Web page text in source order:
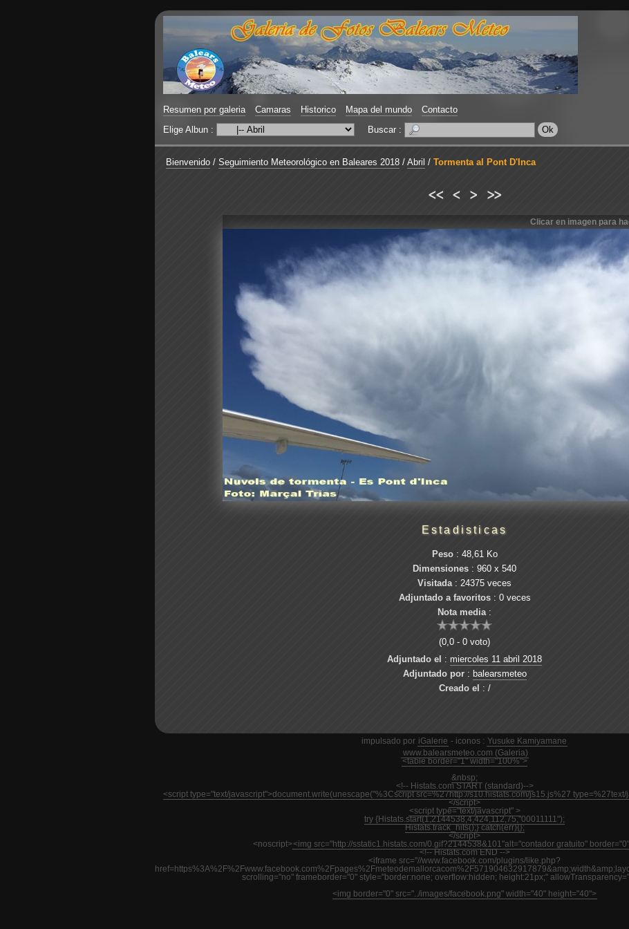
Resumen por galeria Camaras Historico Mapa del mundo
Contacto
Elige Albun :
Buscar :
Bienvenido / Seguimiento Meteorológico en Baleares 2018 / Abril / Tormenta al Pont D'Inca
<< < > >>
Clicar en imagen para
Estadisticas
Peso: 48,61 Ko
Dimensiones : 960 x 540
Visitada: 24375 veces
Adjuntado a favoritos: 0 veces
Nota media:
(0,0 - 0 voto)
Adjuntado el : miercoles 11 abril 2018
Adjuntado por: balearsmeteo
Creado el : /
impulsado por iGalerie - iconos : Yusuke Kamiyamane
www.balearsmeteo.com (Galeria)
<table border="1" width="100%">
&nbsp;
<!-- Histats.com START (standard)-->
<script type="text/javascript">document.write(unescape("%3Cscript src=%27http://s10.histats.com/js15.js%27
</script>
<script type="text/javascript" >
try {Histats.start(1,2144538,4,424,112,75,"00011111");
Histats.track_hits();} catch(err){};
</script>
<noscript><img src="http://sstatic1.histats.com/0.gif?2144538&101"alt="contador gratuito"
<!-- Histats.com END -->
<iframe src="//www.facebook.com/plugins/like.php?
scrolling="no" frameborder="0" style="border:none; overflow:hidden; height:21px;"
<img border="0" src="../images/facebook.png" width="40" height="40">